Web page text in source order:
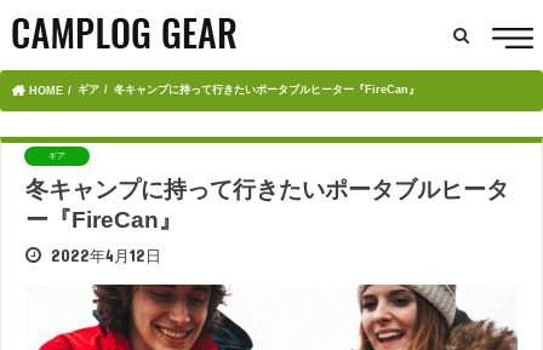
HOME ギア 冬キャンプに持って行きたいポータブルヒーター『FireCan』
ギア
冬キャンプに持って行きたいポータブルヒータ
ー『FireCan』
2022年4月12日